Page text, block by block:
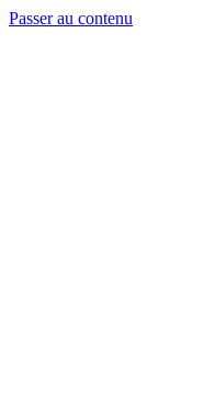
Passer au contenu